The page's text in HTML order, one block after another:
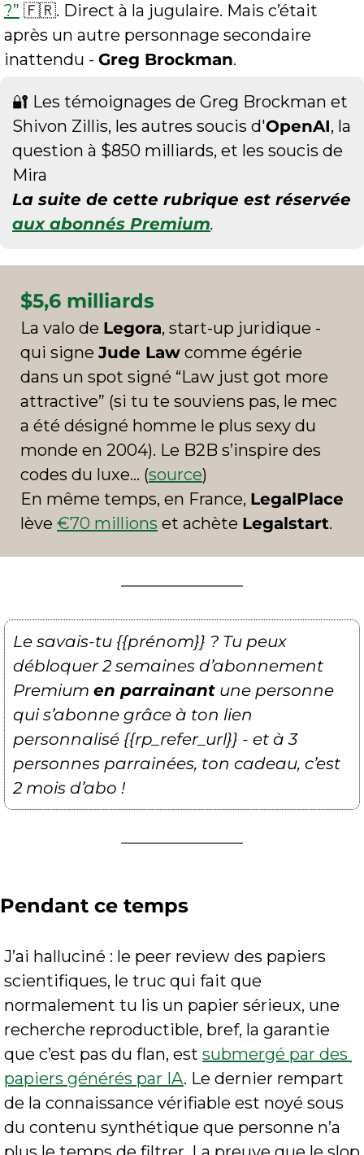
?” 🇫🇷. Direct à la jugulaire. Mais c’était
après un autre personnage secondaire
inattendu - Greg Brockman.
🔐 Les témoignages de Greg Brockman et
Shivon Zillis, les autres soucis d'OpenAI, la
question à $850 milliards, et les soucis de
Mira
aux abonnés Premium.
$5,6 milliards
La valo de Legora, start-up juridique -
qui signe Jude Law comme égérie
dans un spot signé “Law just got more
attractive” (si tu te souviens pas, le mec
a été désigné homme le plus sexy du
monde en 2004). Le B2B s’inspire des
codes du luxe… (source)
En même temps, en France, LegalPlace
lève €70 millions et achète Legalstart.
Le savais-tu {{prénom}} ? Tu peux
débloquer 2 semaines d’abonnement
Premium en parrainant une personne
qui s’abonne grâce à ton lien
personnalisé {{rp_refer_url}} - et à 3
personnes parrainées, ton cadeau, c’est
2 mois d’abo !
Pendant ce temps
J’ai halluciné : le peer review des papiers
scientifiques, le truc qui fait que
normalement tu lis un papier sérieux, une
recherche reproductible, bref, la garantie
que c’est pas du flan, est submergé par des
papiers générés par IA. Le dernier rempart
de la connaissance vérifiable est noyé sous
du contenu synthétique que personne n’a